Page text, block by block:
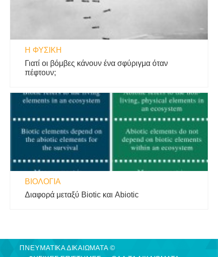
Η ΦΥΣΙΚΗ
Γιατί οι βόμβες κάνουν ένα σφύριγμα όταν
πέφτουν;
ΒΙΟΛΟΓΊΑ
Διαφορά μεταξύ Biotic και Abiotic
ΠΝΕΥΜΑΤΙΚΑ ΔΙΚΑΙΩΜΑΤΑ ©